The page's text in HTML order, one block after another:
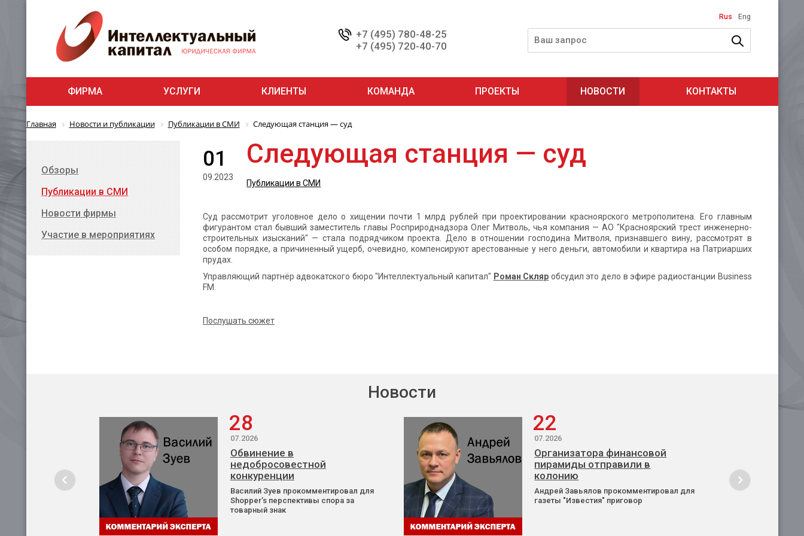
+7 (495) 780-48-25
+7 (495) 720-40-70
Rus Eng
ФИРМА УСЛУГИ КЛИЕНТЫ КОМАНДА ПРОЕКТЫ НОВОСТИ КОНТАКТЫ
Главная Новости и публикации Публикации в СМИ Следующая станция — суд
01
09.2023
Следующая станция — суд
Публикации в СМИ
Суд рассмотрит уголовное дело о хищении почти 1 млрд рублей при проектировании красноярского метрополитена. Его главным
фигурантом стал бывший заместитель главы Росприроднадзора Олег Митволь, чья компания — АО "Красноярский трест инженерно-
строительных изысканий" — стала подрядчиком проекта. Дело в отношении господина Митволя, признавшего вину, рассмотрят в
особом порядке, а причиненный ущерб, очевидно, компенсируют арестованные у него деньги, автомобили и квартира на Патриарших
прудах.
Управляющий партнёр адвокатского бюро "Интеллектуальный капитал" Роман Скляр обсудил это дело в эфире радиостанции Business
FM.
Послушать сюжет
Обзоры
Публикации в СМИ
Новости фирмы
Участие в мероприятиях
Новости
28
07.2026
Обвинение в
недобросовестной
конкуренции
Василий Зуев прокомментировал для
Shopper’s перспективы спора за
товарный знак
22
07.2026
Организатора финансовой
пирамиды отправили в
колонию
Андрей Завьялов прокомментировал для
газеты "Известия" приговор